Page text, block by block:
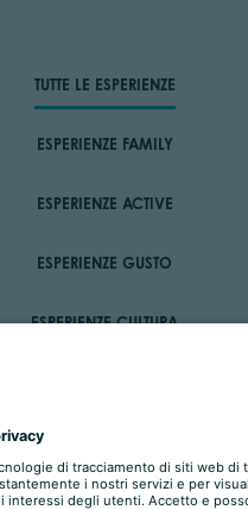
TUTTE LE ESPERIENZE
ESPERIENZE FAMILY
ESPERIENZE ACTIVE
ESPERIENZE GUSTO
ESPERIENZE CULTURA
ESPERIENZE VAL DI CEMBRA
E SE PIOVE?